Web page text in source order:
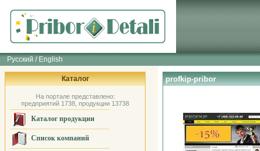
Русский / English
Каталог
На портале представлено:
предприятий 1738, продукции 13738
Каталог продукции
Список компаний
profkip-pribor